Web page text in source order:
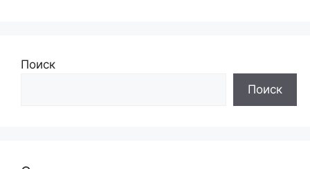
Поиск
Поиск